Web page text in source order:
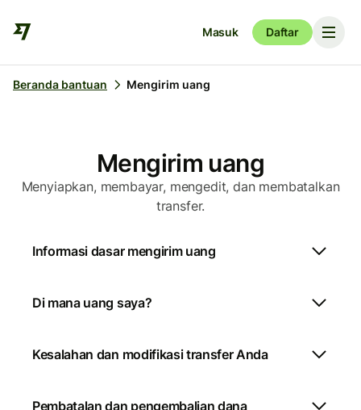
Masuk Daftar
Beranda bantuan Mengirim uang
Mengirim uang
Menyiapkan, membayar, mengedit, dan membatalkan
transfer.
Informasi dasar mengirim uang
Di mana uang saya?
Kesalahan dan modifikasi transfer Anda
Pembatalan dan pengembalian dana